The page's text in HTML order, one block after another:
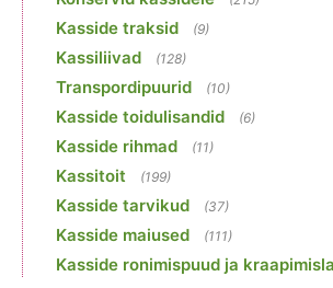
Kasside traksid (9)
Kassiliivad (128)
Transpordipuurid (10)
Kasside toidulisandid (6)
Kasside rihmad (11)
Kassitoit (199)
Kasside tarvikud (37)
Kasside maiused (111)
Kasside ronimispuud ja